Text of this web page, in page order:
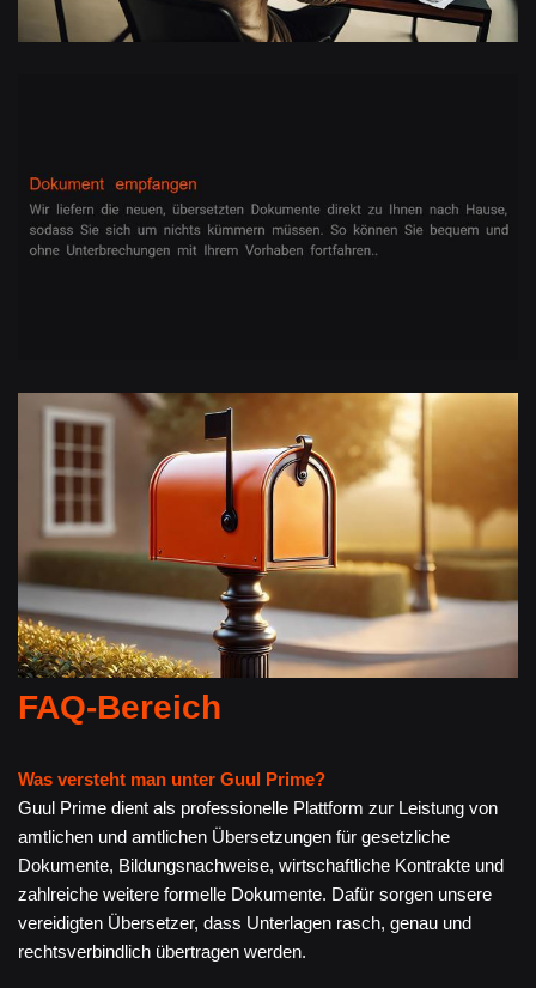
FAQ-Bereich
Was versteht man unter Guul Prime?
Guul Prime dient als professionelle Plattform zur Leistung von
amtlichen und amtlichen Übersetzungen für gesetzliche
Dokumente, Bildungsnachweise, wirtschaftliche Kontrakte und
zahlreiche weitere formelle Dokumente. Dafür sorgen unsere
vereidigten Übersetzer, dass Unterlagen rasch, genau und
rechtsverbindlich übertragen werden.